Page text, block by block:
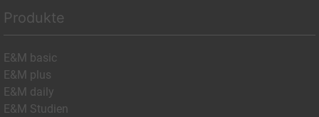
Produkte
E&M basic
E&M plus
E&M daily
E&M Studien